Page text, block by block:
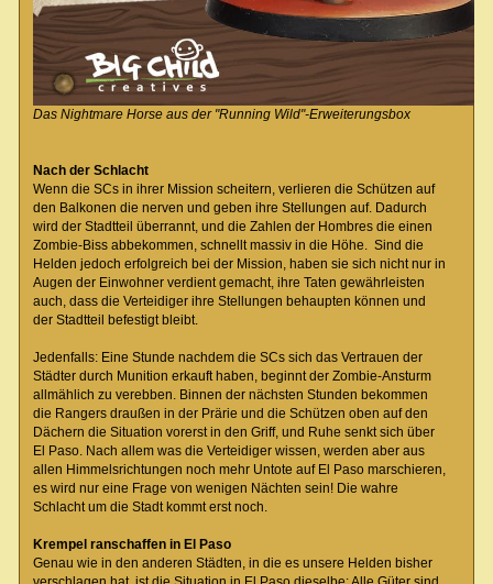
Das Nightmare Horse aus der "Running Wild"-Erweiterungsbox
Nach der Schlacht
Wenn die SCs in ihrer Mission scheitern, verlieren die Schützen auf
den Balkonen die nerven und geben ihre Stellungen auf. Dadurch
wird der Stadtteil überrannt, und die Zahlen der Hombres die einen
Zombie-Biss abbekommen, schnellt massiv in die Höhe. Sind die
Helden jedoch erfolgreich bei der Mission, haben sie sich nicht nur in
Augen der Einwohner verdient gemacht, ihre Taten gewährleisten
auch, dass die Verteidiger ihre Stellungen behaupten können und
der Stadtteil befestigt bleibt.
Jedenfalls: Eine Stunde nachdem die SCs sich das Vertrauen der
Städter durch Munition erkauft haben, beginnt der Zombie-Ansturm
allmählich zu verebben. Binnen der nächsten Stunden bekommen
die Rangers draußen in der Prärie und die Schützen oben auf den
Dächern die Situation vorerst in den Griff, und Ruhe senkt sich über
El Paso. Nach allem was die Verteidiger wissen, werden aber aus
allen Himmelsrichtungen noch mehr Untote auf El Paso marschieren,
es wird nur eine Frage von wenigen Nächten sein! Die wahre
Schlacht um die Stadt kommt erst noch.
Krempel ranschaffen in El Paso
Genau wie in den anderen Städten, in die es unsere Helden bisher